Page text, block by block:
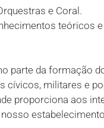
e Coral.
teóricos
parte da formação
cívicos, militares e
proporciona aos